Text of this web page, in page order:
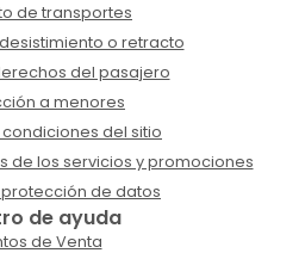
de transportes
o retracto
del pasajero
a menores
del sitio
de los servicios y promociones
de datos
de ayuda
de Venta